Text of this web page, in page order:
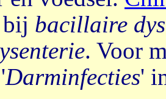
bij bacillaire
. Voor
Darminfecties'